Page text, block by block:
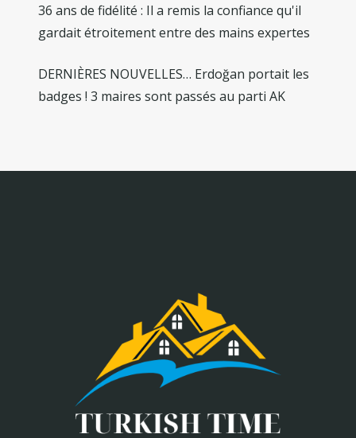
36 ans de fidélité : Il a remis la confiance qu'il
gardait étroitement entre des mains expertes
DERNIÈRES NOUVELLES… Erdoğan portait les
badges ! 3 maires sont passés au parti AK